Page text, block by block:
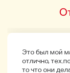
Это был мой
отлично,
то что они